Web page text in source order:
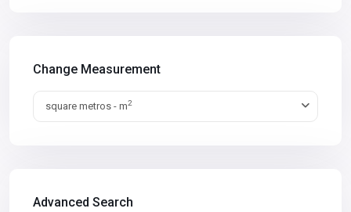
Change Measurement
square metros - m2
Advanced Search